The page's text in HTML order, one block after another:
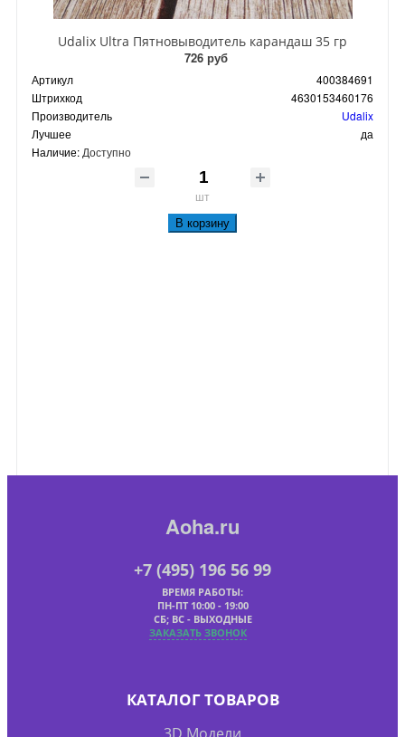
Udalix Ultra Пятновыводитель карандаш 35 гр
726 руб
Артикул
400384691
Штрихкод
4630153460176
Производитель
Udalix
Лучшее
да
Наличие: Доступно
шт
В корзину
Aoha.ru
+7 (495) 196 56 99
ВРЕМЯ РАБОТЫ:
ПН-ПТ 10:00 - 19:00
СБ; ВС - ВЫХОДНЫЕ
ЗАКАЗАТЬ ЗВОНОК
КАТАЛОГ ТОВАРОВ
3D Модели